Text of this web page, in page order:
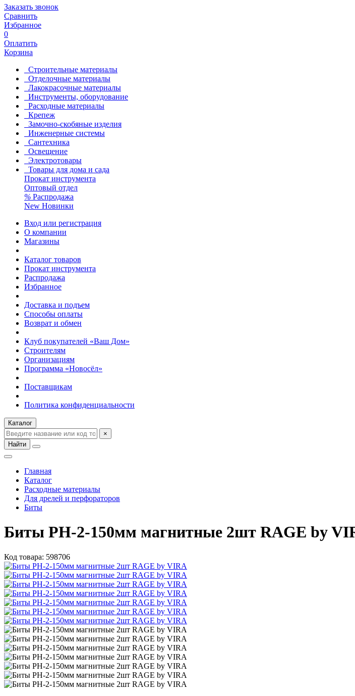
Заказать звонок
Сравнить
Избранное
0
Оплатить
Корзина
Строительные материалы
Отделочные материалы
Лакокрасочные материалы
Инструменты, оборудование
Расходные материалы
Крепеж
Замочно-скобяные изделия
Инженерные системы
Сантехника
Освещение
Электротовары
Товары для дома и сада
Прокат инструмента
Оптовый отдел
% Распродажа
New Новинки
Вход или регистрация
О компании
Магазины
Каталог товаров
Прокат инструмента
Распродажа
Избранное
Доставка и подъем
Способы оплаты
Возврат и обмен
Клуб покупателей «Ваш Дом»
Строителям
Организациям
Программа «Новосёл»
Поставщикам
Политика конфиденциальности
Каталог
×
Найти
Главная
Каталог
Расходные материалы
Для дрелей и перфораторов
Биты
Биты PH-2-150мм магнитные 2шт RAGE by
Код товара: 598706